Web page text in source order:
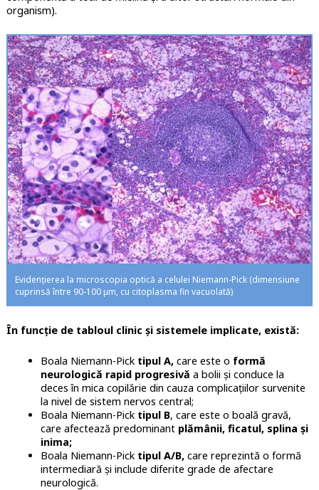
organism).
Evidențierea la microscopia optică a celulei Niemann-Pick (dimensiune
cuprinsă între 90-100 μm, cu citoplasma fin vacuolată)
În funcție de tabloul clinic și sistemele implicate, există:
Boala Niemann-Pick tipul A,care este o formă
neurologică rapid progresivă a bolii și conduce la
deces în mica copilărie din cauza complicațiilor survenite
la nivel de sistem nervos central;
Boala Niemann-Pick tipul B, care este o boală gravă,
care afectează predominant plămânii, ficatul, splina și
inima;
Boala Niemann-Pick tipul A/B, care reprezintă o formă
intermediară și include diferite grade de afectare
neurologică.